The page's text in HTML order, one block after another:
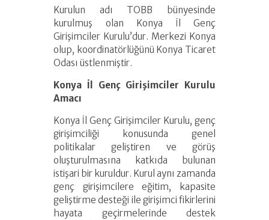
Kurulun adı TOBB bünyesinde
kurulmuş olan Konya İl Genç
Girişimciler Kurulu’dur. Merkezi Konya
olup, koordinatörlüğünü Konya Ticaret
Odası üstlenmiştir.
Konya İl Genç Girişimciler Kurulu
Amacı
Konya İl Genç Girişimciler Kurulu, genç
girişimciliği konusunda genel
politikalar geliştiren ve görüş
oluşturulmasına katkıda bulunan
istişari bir kuruldur. Kurul aynı zamanda
genç girişimcilere eğitim, kapasite
geliştirme desteği ile girişimci fikirlerini
hayata geçirmelerinde destek